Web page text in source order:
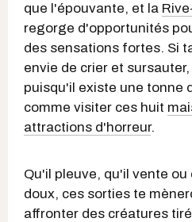
que l'épouvante, et la
regorge d'opportunités
des sensations fortes. Si
envie de crier et
puisqu'il existe une tonne
comme visiter ces huit
attractions d'horreur.
Qu'il pleuve, qu'il vente
doux, ces sorties te
affronter des créatures